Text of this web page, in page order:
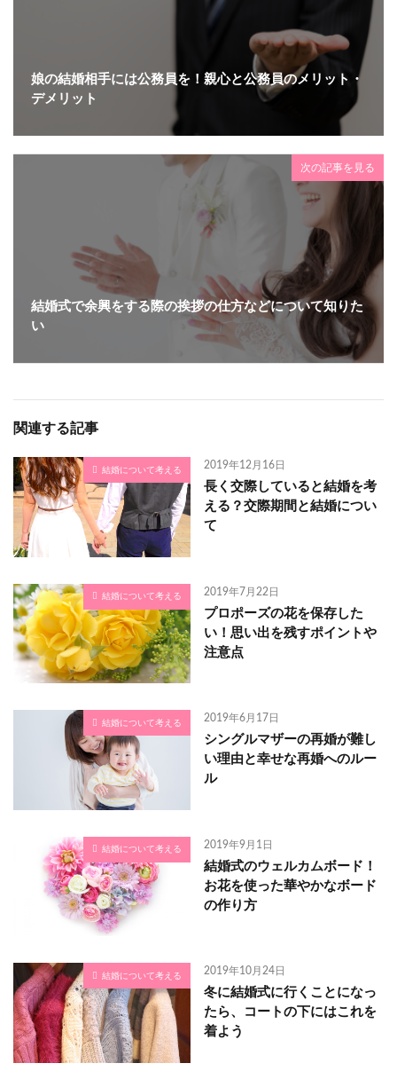
娘の結婚相手には公務員を！親心と公務員のメリット・
デメリット
次の記事を見る
結婚式で余興をする際の挨拶の仕方などについて知りた
い
関連する記事
結婚について考える 2019年12月16日
長く交際していると結婚を考
える？交際期間と結婚につい
て
結婚について考える 2019年7月22日
プロポーズの花を保存した
い！思い出を残すポイントや
注意点
結婚について考える 2019年6月17日
シングルマザーの再婚が難し
い理由と幸せな再婚へのルー
ル
結婚について考える 2019年9月1日
結婚式のウェルカムボード！
お花を使った華やかなボード
の作り方
結婚について考える 2019年10月24日
冬に結婚式に行くことになっ
たら、コートの下にはこれを
着よう